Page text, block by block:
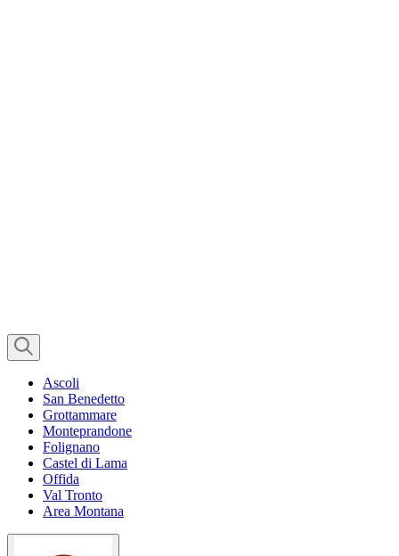
Ascoli
San Benedetto
Grottammare
Monteprandone
Folignano
Castel di Lama
Offida
Val Tronto
Area Montana